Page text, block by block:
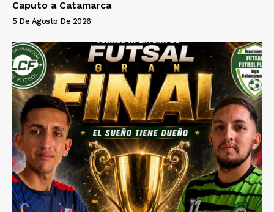
Caputo a Catamarca
5 De Agosto De 2026